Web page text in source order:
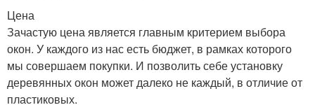
Цена
Зачастую цена является главным критерием выбора
окон. У каждого из нас есть бюджет, в рамках которого
мы совершаем покупки. И позволить себе установку
деревянных окон может далеко не каждый, в отличие от
пластиковых.